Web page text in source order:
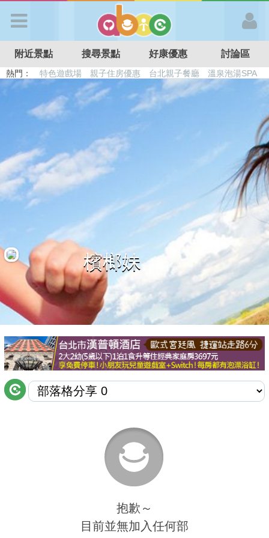
APP登入
首 頁
搜尋景點
好康優惠
最新留言
商家合作
推薦景點
討論區
聯絡我們
附近景點 搜尋景點 好康優惠 討論區
熱門： 特色遊戲場 親子住房優惠 台北親子餐廳
溫泉泡湯SPA
溜滑梯民宿
觀光工廠 日本親子景點
檳榔妹
抱歉～
目前並無加入任何部